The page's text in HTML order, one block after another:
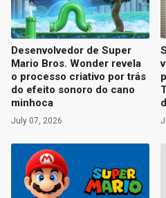
Desenvolvedor de Super
Mario Bros. Wonder revela
o processo criativo por trás
do efeito sonoro do cano
minhoca
July 07, 2026